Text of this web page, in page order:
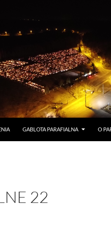
GABLOTA PARAFIALNA O
22